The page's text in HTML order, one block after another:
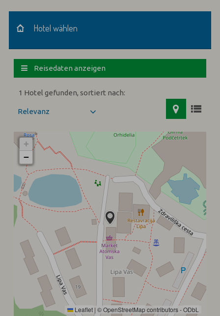
Hotel wählen
Reisedaten anzeigen
1 Hotel gefunden, sortiert nach:
+
−
Leaflet | ©OpenStreetMapcontributors -ODbL